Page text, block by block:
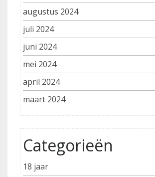
augustus 2024
juli 2024
juni 2024
mei 2024
april 2024
maart 2024
Categorieën
18 jaar